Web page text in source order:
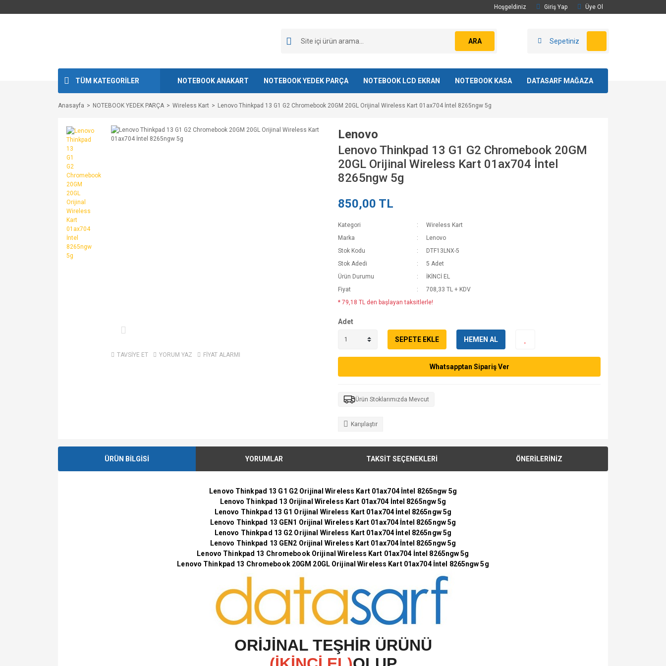
Hoşgeldiniz Giriş Yap Üye Ol
ARA Sepetiniz
TÜM KATEGORİLER NOTEBOOK ANAKART NOTEBOOK YEDEK PARÇA NOTEBOOK LCD EKRAN NOTEBOOK KASA DATASARF MAĞAZA
Anasayfa NOTEBOOK YEDEK PARÇA Wireless Kart Lenovo Thinkpad 13 G1 G2 Chromebook 20GM 20GL Orijinal Wireless Kart 01ax704 İntel 8265ngw 5g
TAVSİYE ET YORUM YAZ FİYAT ALARMI
Lenovo
Lenovo Thinkpad 13 G1 G2 Chromebook 20GM
20GL Orijinal Wireless Kart 01ax704 İntel
8265ngw 5g
850,00 TL
Kategori
Wireless Kart
Marka
Lenovo
Stok Kodu
DTF13LNX-5
Stok Adedi
5 Adet
Ürün Durumu
İKİNCİ EL
Fiyat
708,33 TL + KDV
* 79,18 TL den başlayan taksitlerle!
Adet
SEPETE EKLE HEMEN AL
Whatsapptan Sipariş Ver
Ürün Stoklarımızda Mevcut
Karşılaştır
ÜRÜN BİLGİSİ YORUMLAR TAKSİT SEÇENEKLERİ ÖNERİLERİNİZ
Lenovo Thinkpad 13 G1 G2 Orijinal Wireless Kart 01ax704 İntel 8265ngw 5g
Lenovo Thinkpad 13 Orijinal Wireless Kart 01ax704 İntel 8265ngw 5g
Lenovo Thinkpad 13 G1 Orijinal Wireless Kart 01ax704 İntel 8265ngw 5g
Lenovo Thinkpad 13 GEN1 Orijinal Wireless Kart 01ax704 İntel 8265ngw 5g
Lenovo Thinkpad 13 G2 Orijinal Wireless Kart 01ax704 İntel 8265ngw 5g
Lenovo Thinkpad 13 GEN2 Orijinal Wireless Kart 01ax704 İntel 8265ngw 5g
Lenovo Thinkpad 13 Chromebook Orijinal Wireless Kart 01ax704 İntel 8265ngw 5g
Lenovo Thinkpad 13 Chromebook 20GM 20GL Orijinal Wireless Kart 01ax704 İntel 8265ngw 5g
ORİJİNAL TEŞHİR ÜRÜNÜ